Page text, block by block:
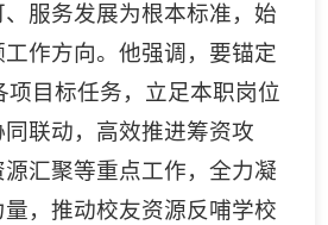
服务发展为根本标准，始
作方向。他强调，要锚定
项目标任务，立足本职岗位
联动，高效推进筹资攻
汇聚等重点工作，全力凝
，推动校友资源反哺学校